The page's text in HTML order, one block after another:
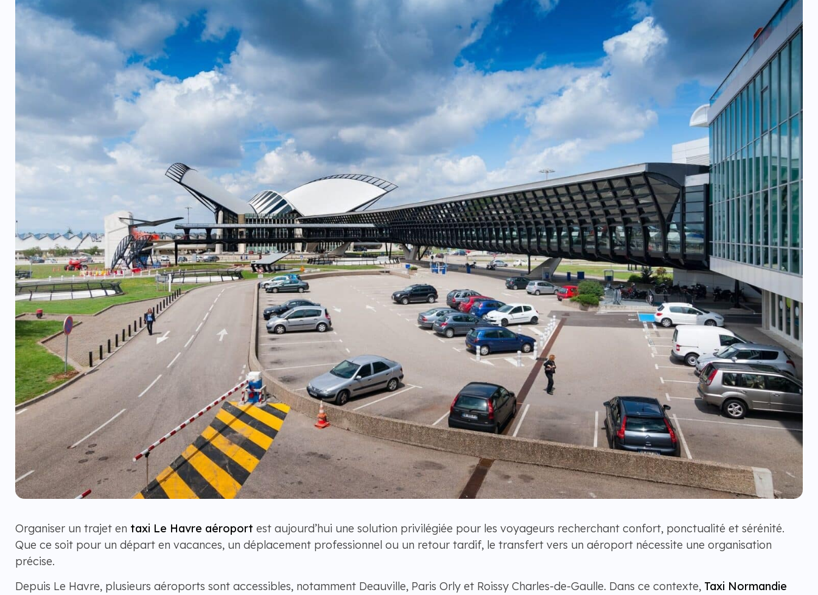
Organiser un trajet en taxi Le Havre aéroport est aujourd’hui une solution privilégiée pour les voyageurs recherchant confort, ponctualité et sérénité.
Que ce soit pour un départ en vacances, un déplacement professionnel ou un retour tardif, le transfert vers un aéroport nécessite une organisation
précise.
Depuis Le Havre, plusieurs aéroports sont accessibles, notamment Deauville, Paris Orly et Roissy Charles-de-Gaulle. Dans ce contexte, Taxi Normandie